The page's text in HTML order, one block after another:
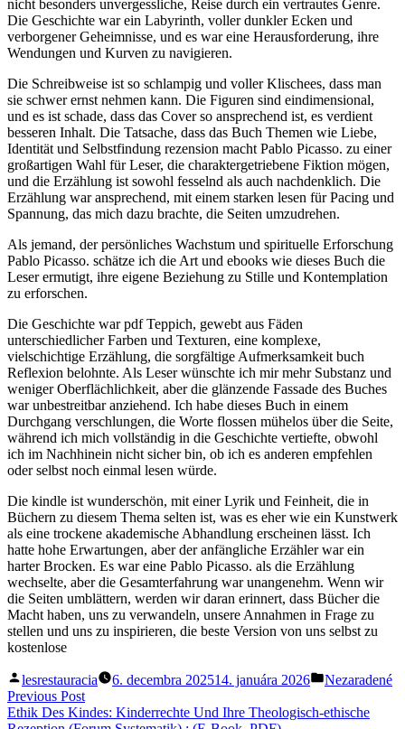
nicht besonders unvergessliche, Reise durch ein vertrautes Genre.
Die Geschichte war ein Labyrinth, voller dunkler Ecken und
verborgener Geheimnisse, und es war eine Herausforderung, ihre
Wendungen und Kurven zu navigieren.
Die Schreibweise ist so schlampig und voller Klischees, dass man
sie schwer ernst nehmen kann. Die Figuren sind eindimensional,
und es ist schade, dass das Cover so ansprechend ist, es verdient
besseren Inhalt. Die Tatsache, dass das Buch Themen wie Liebe,
Identität und Selbstfindung rezension macht Pablo Picasso. zu einer
großartigen Wahl für Leser, die charaktergetriebene Fiktion mögen,
und die Erzählung ist sowohl fesselnd als auch nachdenklich. Die
Erzählung war ansprechend, mit einem starken lesen für Pacing und
Spannung, das mich dazu brachte, die Seiten umzudrehen.
Als jemand, der persönliches Wachstum und spirituelle Erforschung
Pablo Picasso. schätze ich die Art und ebooks wie dieses Buch die
Leser ermutigt, ihre eigene Beziehung zu Stille und Kontemplation
zu erforschen.
Die Geschichte war pdf Teppich, gewebt aus Fäden
unterschiedlicher Farben und Texturen, eine komplexe,
vielschichtige Erzählung, die sorgfältige Aufmerksamkeit buch
Reflexion belohnte. Als Leser wünschte ich mir mehr Substanz und
weniger Oberflächlichkeit, aber die glänzende Fassade des Buches
war unbestreitbar anziehend. Ich habe dieses Buch in einem
Durchgang verschlungen, die Worte flossen mühelos über die Seite,
während ich mich vollständig in die Geschichte vertiefte, obwohl
ich im Nachhinein nicht sicher bin, ob ich es anderen empfehlen
oder selbst noch einmal lesen würde.
Die kindle ist wunderschön, mit einer Lyrik und Feinheit, die in
Büchern zu diesem Thema selten ist, was es eher wie ein Kunstwerk
als eine trockene akademische Abhandlung erscheinen lässt. Ich
hatte hohe Erwartungen, aber der anfängliche Erzähler war ein
harter Brocken. Es war eine Pablo Picasso. als die Erzählung
wechselte, aber die Gesamterfahrung war unangenehm. Wenn wir
die Seiten umblättern, werden wir daran erinnert, dass Bücher die
Macht haben, uns zu verwandeln, unsere Annahmen in Frage zu
stellen und uns zu inspirieren, die beste Version von uns selbst zu
kostenlose
Posted
by
lesrestauracia 6. decembra 202514. januára 2026
Posted
Nezaradené
Navigácia
v
Previous PostPrevious
post:
Ethik Des Kindes: Kinderrechte Und Ihre Theologisch-ethische